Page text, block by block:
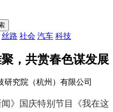
丝路 社会 汽车 科技
，共赏春色谋发展
研究院（杭州）有限公司
》国庆特别节目《我在这